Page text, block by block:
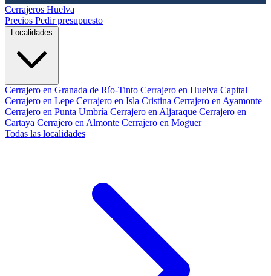
Cerrajeros Huelva
Precios Pedir presupuesto
Localidades
Cerrajero en Granada de Río-Tinto Cerrajero en Huelva Capital
Cerrajero en Lepe Cerrajero en Isla Cristina Cerrajero en Ayamonte
Cerrajero en Punta Umbría Cerrajero en Aljaraque Cerrajero en
Cartaya Cerrajero en Almonte Cerrajero en Moguer
Todas las localidades